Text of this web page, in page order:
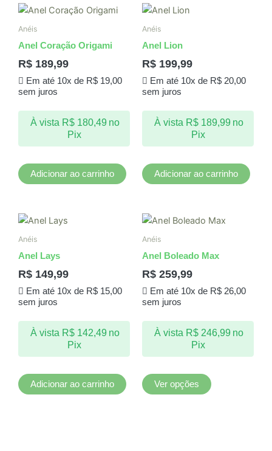
Anéis
Anel Coração Origami
R$ 189,99
Em até 10x de R$19,00
sem juros
À vista R$180,49 no
Pix
Adicionar ao carrinho
Anéis
Anel Lion
R$ 199,99
Em até 10x de R$20,00
sem juros
À vista R$189,99 no
Pix
Adicionar ao carrinho
Anéis
Anel Lays
R$ 149,99
Em até 10x de R$15,00
sem juros
À vista R$142,49 no
Pix
Adicionar ao carrinho
Anéis
Anel Boleado Max
R$ 259,99
Em até 10x de R$26,00
sem juros
À vista R$246,99 no
Pix
Ver opções
Este
As
podem
ser
página